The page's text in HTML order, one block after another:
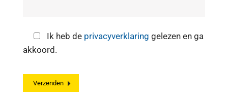
Ik heb de privacyverklaring gelezen en ga
akkoord.